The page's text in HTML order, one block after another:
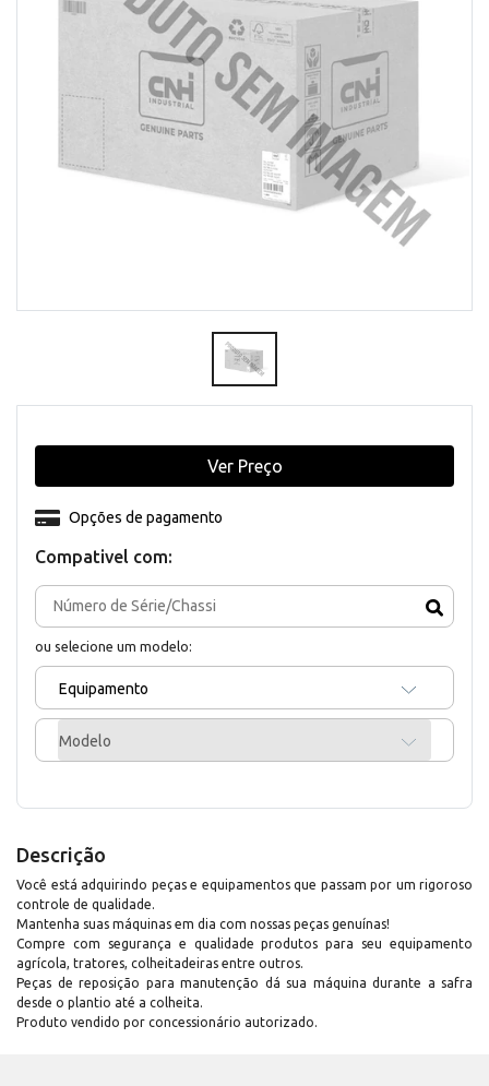
Compativel com:
ou selecione um modelo:
Equipamento
Modelo
Opções de pagamento
Ver Preço
Descrição
Você está adquirindo peças e equipamentos que passam por um rigoroso
controle de qualidade.
Mantenha suas máquinas em dia com nossas peças genuínas!
Compre com segurança e qualidade produtos para seu equipamento
agrícola, tratores, colheitadeiras entre outros.
Peças de reposição para manutenção dá sua máquina durante a safra
desde o plantio até a colheita.
Produto vendido por concessionário autorizado.